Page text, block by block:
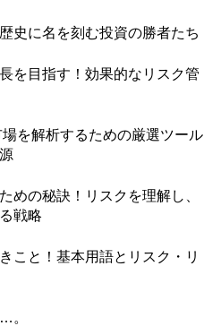
史に名を刻む投資の勝者たち
を目指す！効果的なリスク管
を解析するための厳選ツール
めの秘訣！リスクを理解し、
戦略
こと！基本用語とリスク・リ
。